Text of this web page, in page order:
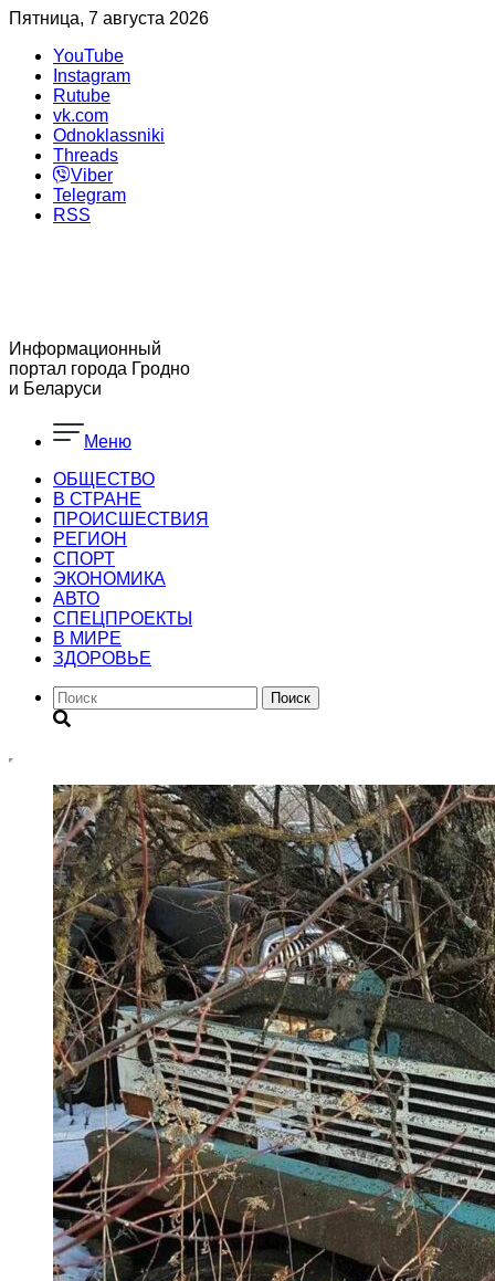
Пятница, 7 августа 2026
YouTube
Instagram
Rutube
vk.com
Odnoklassniki
Threads
Viber
Telegram
RSS
Информационный
портал города Гродно
и Беларуси
Меню
ОБЩЕСТВО
В СТРАНЕ
ПРОИСШЕСТВИЯ
РЕГИОН
CПОРТ
ЭКОНОМИКА
АВТО
СПЕЦПРОЕКТЫ
В МИРЕ
ЗДОРОВЬЕ
Поиск